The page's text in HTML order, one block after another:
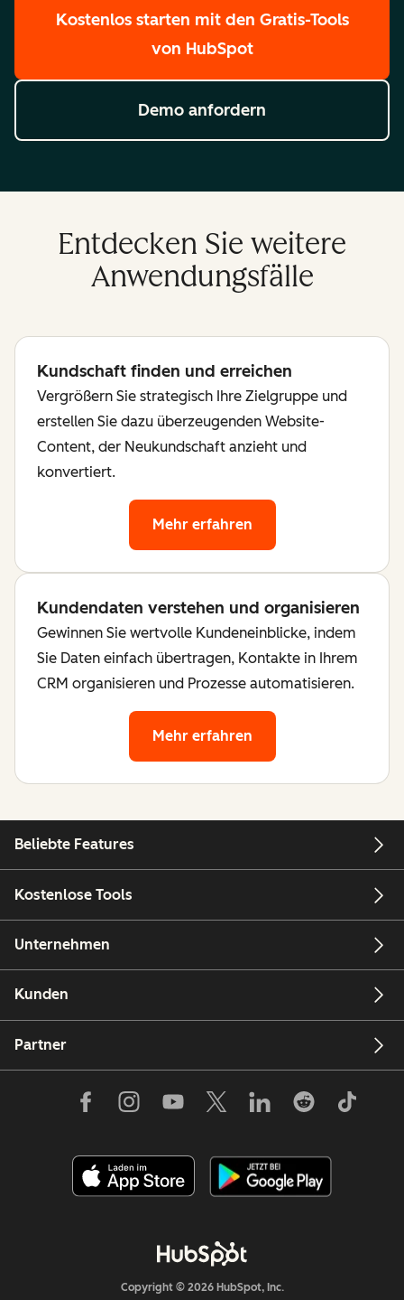
Kostenlos starten mit den Gratis-Tools
von HubSpot
Demo anfordern
Entdecken Sie weitere
Anwendungsfälle
Kundschaft finden und erreichen
Vergrößern Sie strategisch Ihre Zielgruppe und
erstellen Sie dazu überzeugenden Website-
Content, der Neukundschaft anzieht und
konvertiert.
Mehr erfahren
Kundendaten verstehen und organisieren
Gewinnen Sie wertvolle Kundeneinblicke, indem
Sie Daten einfach übertragen, Kontakte in Ihrem
CRM organisieren und Prozesse automatisieren.
Mehr erfahren
Beliebte Features
Kostenlose Tools
Unternehmen
Kunden
Partner
Copyright © 2026 HubSpot, Inc.